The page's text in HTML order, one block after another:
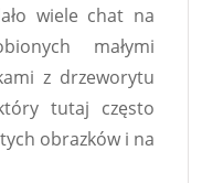
wiele chat na
małymi
z drzeworytu
tutaj często
obrazków i na